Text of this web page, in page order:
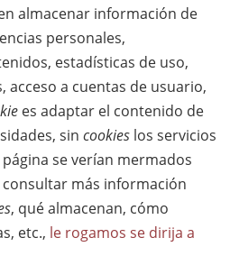
almacenar información de
personales,
estadísticas de uso,
acceso a cuentas de usuario,
es adaptar el contenido de
sin cookies los servicios
se verían mermados
más información
, qué almacenan, cómo
etc., le rogamos se dirija a